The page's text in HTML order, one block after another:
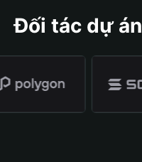
Đối tác dự án